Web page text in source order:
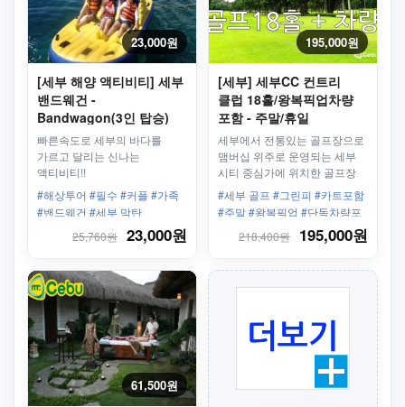
23,000원
[세부 해양 액티비티] 세부
밴드웨건 -
Bandwagon(3인 탑승)
빠른속도로 세부의 바다를
가르고 달리는 신나는
액티비티!!
#해상투어 #필수 #커플 #가족
#밴드웨건 #세부 막탄
25,760원 23,000원
195,000원
[세부] 세부CC 컨트리
클럽 18홀/왕복픽업차량
포함 - 주말/휴일
세부에서 전통있는 골프장으로
맴버십 위주로 운영되는 세부
시티 중심가에 위치한 골프장
#세부 골프 #그린피 #카트포함
#주말 #왕복픽업 #단독차량포
함 #세부 컨트리 클럽 #세부CC
218,400원 195,000원
61,500원